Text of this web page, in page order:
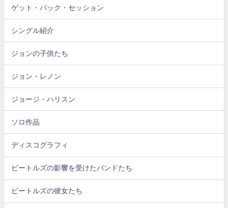
ゲット・バック・セッション
シングル紹介
ジョンの子供たち
ジョン・レノン
ジョージ・ハリスン
ソロ作品
ディスコグラフィ
ビートルズの影響を受けたバンドたち
ビートルズの彼女たち